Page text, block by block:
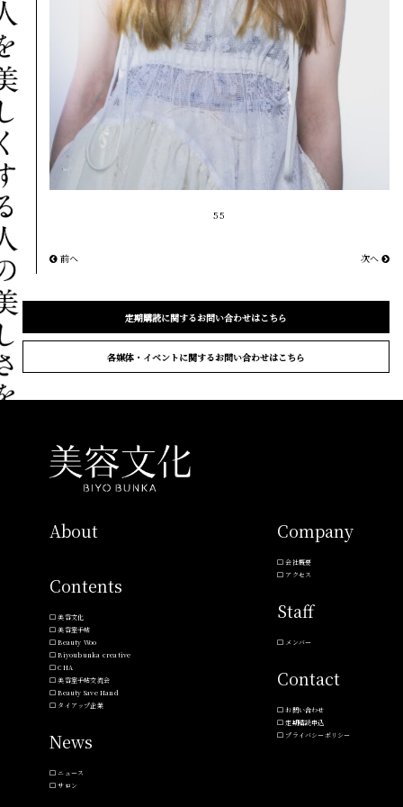
55
前へ 次へ
定期購読に関するお問い合わせはこちら
各媒体・イベントに関するお問い合わせはこちら
About
Contents
美容文化
美容室手帖
Beauty Woo
Biyoubunka creative
CHA
美容室手帖交流会
Beauty Save Hand
タイアップ企業
News
ニュース
サロン
Company
会社概要
アクセス
Staff
メンバー
Contact
お問い合わせ
定期購読申込
プライバシーポリシー